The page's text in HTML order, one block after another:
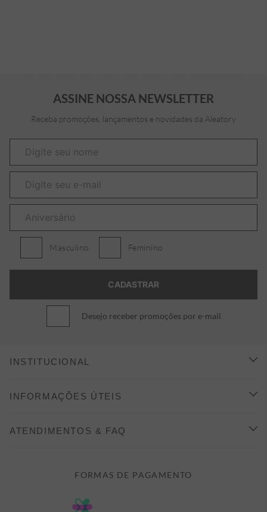
ASSINE NOSSA NEWSLETTER
Receba promoções, lançamentos e novidades da Aleatory
Masculino Feminino
Desejo receber promoções por e-mail
INSTITUCIONAL
CONHEÇA A ALEATORY
INFORMAÇÕES ÚTEIS
FORMAS DE PAGAMENTO
POLÍTICA DE PRIVACIDADE
ATENDIMENTOS & FAQ
FORMAS DE PAGAMENTO